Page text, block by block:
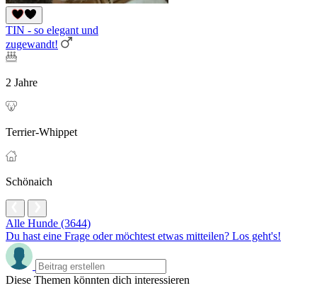
TIN - so elegant und
zugewandt!
2 Jahre
Terrier-Whippet
Schönaich
Alle Hunde (3644)
Du hast eine Frage oder möchtest etwas mitteilen? Los geht's!
Diese Themen könnten dich interessieren